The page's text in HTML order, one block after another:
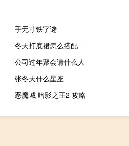
手无寸铁字谜
冬天打底裙怎么搭配
公司过年聚会请什么人
张冬天什么星座
恶魔城 暗影之王2 攻略